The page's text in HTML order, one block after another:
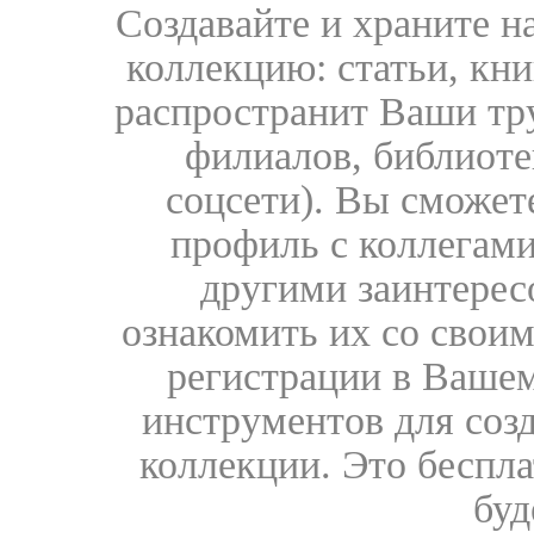
Создавайте и храните
коллекцию: статьи,
распространит Ваши
филиалов,
соцсети). Вы
профиль с
другими
ознакомить их со
регистрации в
инструментов для
коллекции. Это